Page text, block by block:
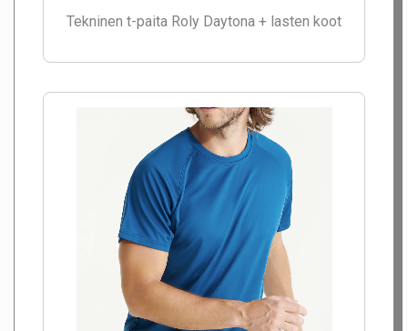
Tekninen t-paita Roly Daytona + lasten koot